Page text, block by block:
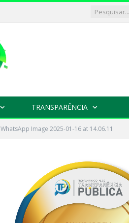
TRANSPARÊNCIA
WhatsApp Image 2025-01-16 at 14.06.11